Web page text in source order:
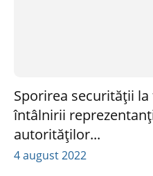
Sporirea securității
întâlnirii
autorităților...
4 august 2022